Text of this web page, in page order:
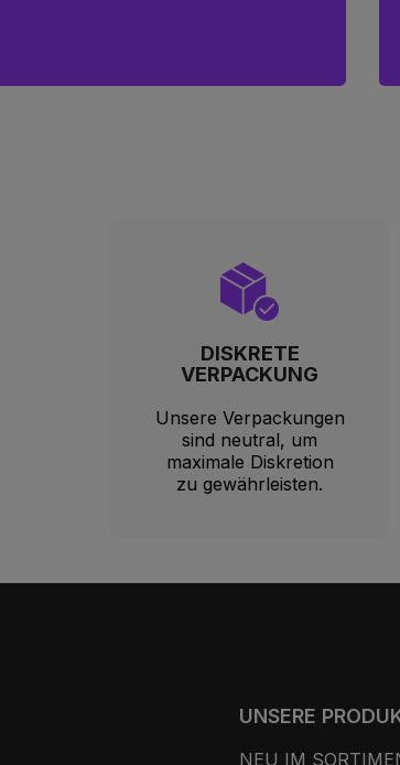
DISKRETE
VERPACKUNG
Unsere Verpackungen
sind neutral, um
maximale Diskretion
zu gewährleisten.
UNSERE
NEU IM